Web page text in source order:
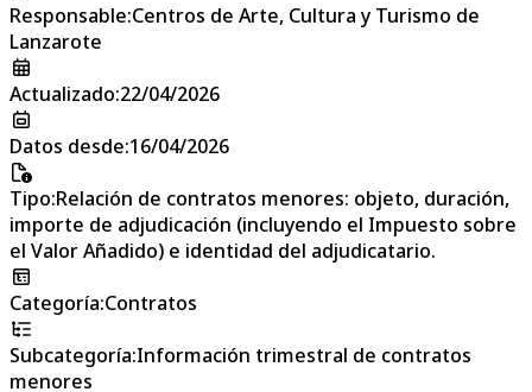
Responsable:Centros de Arte, Cultura y Turismo de
Lanzarote
Actualizado:22/04/2026
Datos desde:16/04/2026
Tipo:Relación de contratos menores: objeto, duración,
importe de adjudicación (incluyendo el Impuesto sobre
el Valor Añadido) e identidad del adjudicatario.
Categoría:Contratos
Subcategoría:Información trimestral de contratos
menores